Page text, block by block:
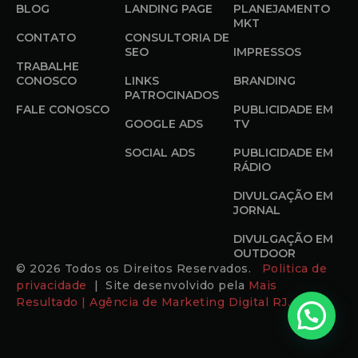
BLOG
CONTATO
TRABALHE
CONOSCO
FALE CONOSCO
LANDING PAGE
CONSULTORIA DE
SEO
LINKS
PATROCINADOS
GOOGLE ADS
SOCIAL ADS
PLANEJAMENTO
MKT
IMPRESSOS
BRANDING
PUBLICIDADE EM
TV
PUBLICIDADE EM
RÁDIO
DIVULGAÇÃO EM
JORNAL
DIVULGAÇÃO EM
OUTDOOR
© 2026 Todos os Direitos Reservados. Politica de
privacidade
| Site desenvolvido pela Mais
Resultado | Agência de Marketing Digital RJ.